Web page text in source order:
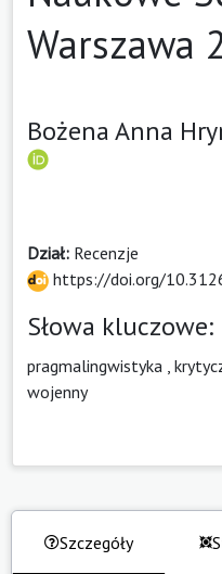
Warszawa
Bożena Anna
Dział: Recenzje
https://doi.org/
Słowa kluczowe:
pragmalingwistyka
wojenny
Szczegóły